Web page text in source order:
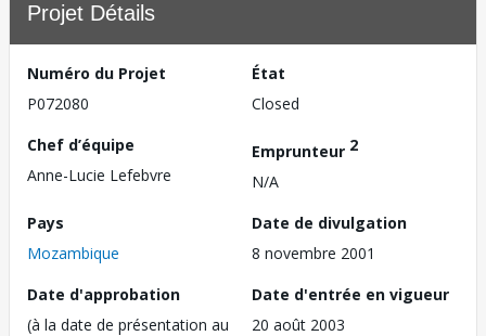
Projet Détails
Numéro du Projet
P072080
État
Closed
Chef d’équipe
Anne-Lucie Lefebvre
Emprunteur 2
N/A
Pays
Mozambique
Date de divulgation
8 novembre 2001
Date d'approbation
(à la date de présentation au
Date d'entrée en vigueur
20 août 2003